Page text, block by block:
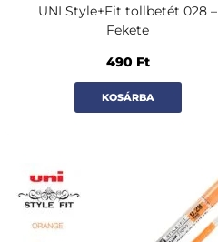
UNI Style+Fit tollbetét 028 –
Fekete
490 Ft
KOSÁRBA